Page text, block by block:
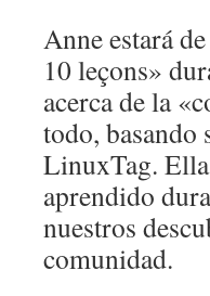
Anne estará
10 leçons»
acerca de la
todo, basando
LinuxTag. Ella
aprendido
nuestros
comunidad.